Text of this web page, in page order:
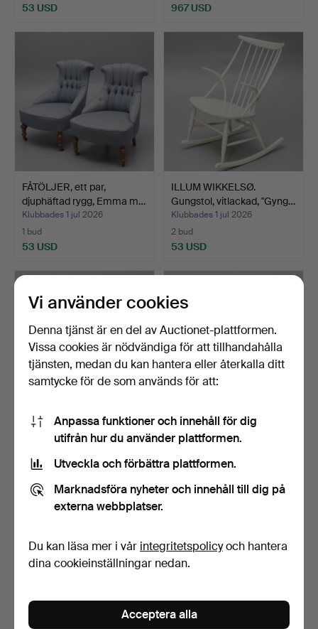
53 USD
967 USD
FÅTÖLJER, ett par,
djuphäftad rygg, Emma m…
Klubbades 1 jul 2026
1 bud
53 USD
ILLUM WIKKELSØ.
Gungstol, vitlackad, "Gyng…
Klubbades 1 jul 2026
2 bud
53 USD
SOFFA, 3-sitsig, 1940-tal.
1 bud
53 USD
FÅTÖLJER, ett par, 1940-
tal.
3 bud
106 USD
Vi använder cookies
Denna tjänst är en del av Auctionet-plattformen.
Vissa cookies är nödvändiga för att tillhandahålla
tjänsten, medan du kan hantera eller återkalla ditt
samtycke för de som används för att:
Anpassa funktioner och innehåll för dig
utifrån hur du använder plattformen.
Utveckla och förbättra plattformen.
Marknadsföra nyheter och innehåll till dig på
externa webbplatser.
Du kan läsa mer i vår integritetspolicyoch hantera
dina cookieinställningar nedan.
Acceptera alla